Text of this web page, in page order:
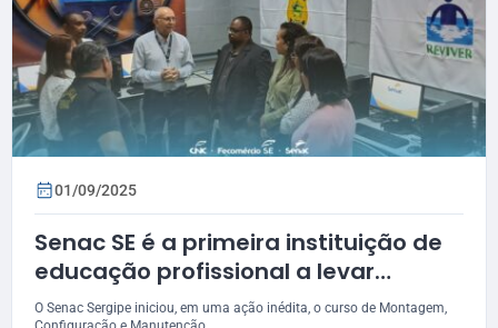
01/09/2025
Senac SE é a primeira instituição de
educação profissional a levar
qualificação à população carcerária
O Senac Sergipe iniciou, em uma ação inédita, o curso de Montagem,